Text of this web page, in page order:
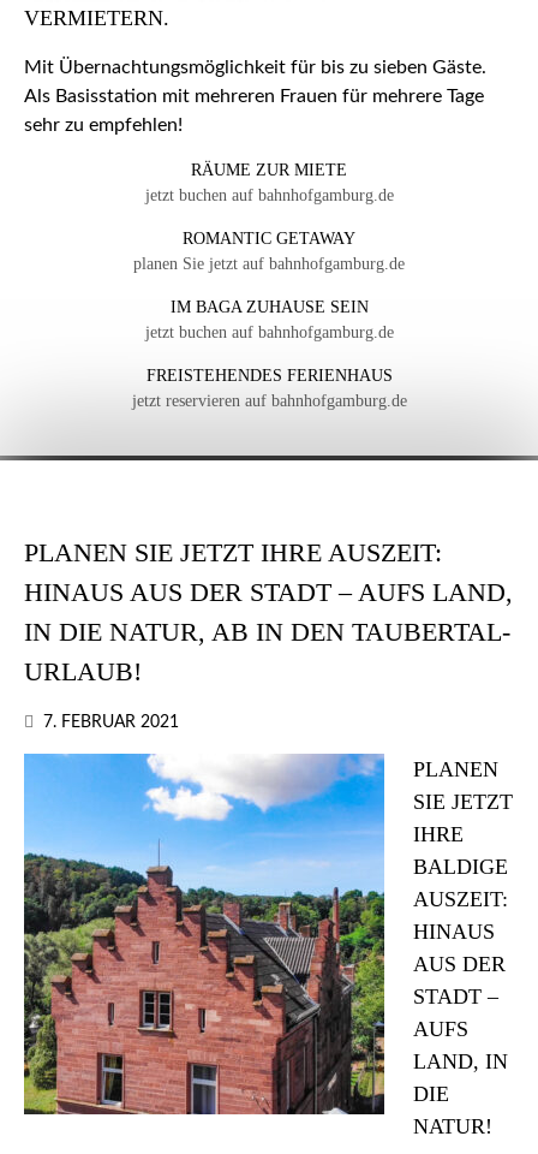
VERMIETERN.
Mit Übernachtungsmöglichkeit für bis zu sieben Gäste.
Als Basisstation mit mehreren Frauen für mehrere Tage
sehr zu empfehlen!
RÄUME ZUR MIETE
jetzt buchen auf bahnhofgamburg.de
ROMANTIC GETAWAY
planen Sie jetzt auf bahnhofgamburg.de
IM BAGA ZUHAUSE SEIN
jetzt buchen auf bahnhofgamburg.de
FREISTEHENDES FERIENHAUS
jetzt reservieren auf bahnhofgamburg.de
PLANEN SIE JETZT IHRE AUSZEIT:
HINAUS AUS DER STADT – AUFS LAND,
IN DIE NATUR, AB IN DEN TAUBERTAL-
URLAUB!
7. FEBRUAR 2021
PLANEN
SIE JETZT
IHRE
BALDIGE
AUSZEIT:
HINAUS
AUS DER
STADT –
AUFS
LAND, IN
DIE
NATUR!